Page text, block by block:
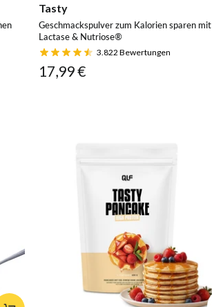
Tasty
Geschmackspulver zum Kalorien sparen mit
Lactase & Nutriose®
3.822 Bewertungen
17,99 €